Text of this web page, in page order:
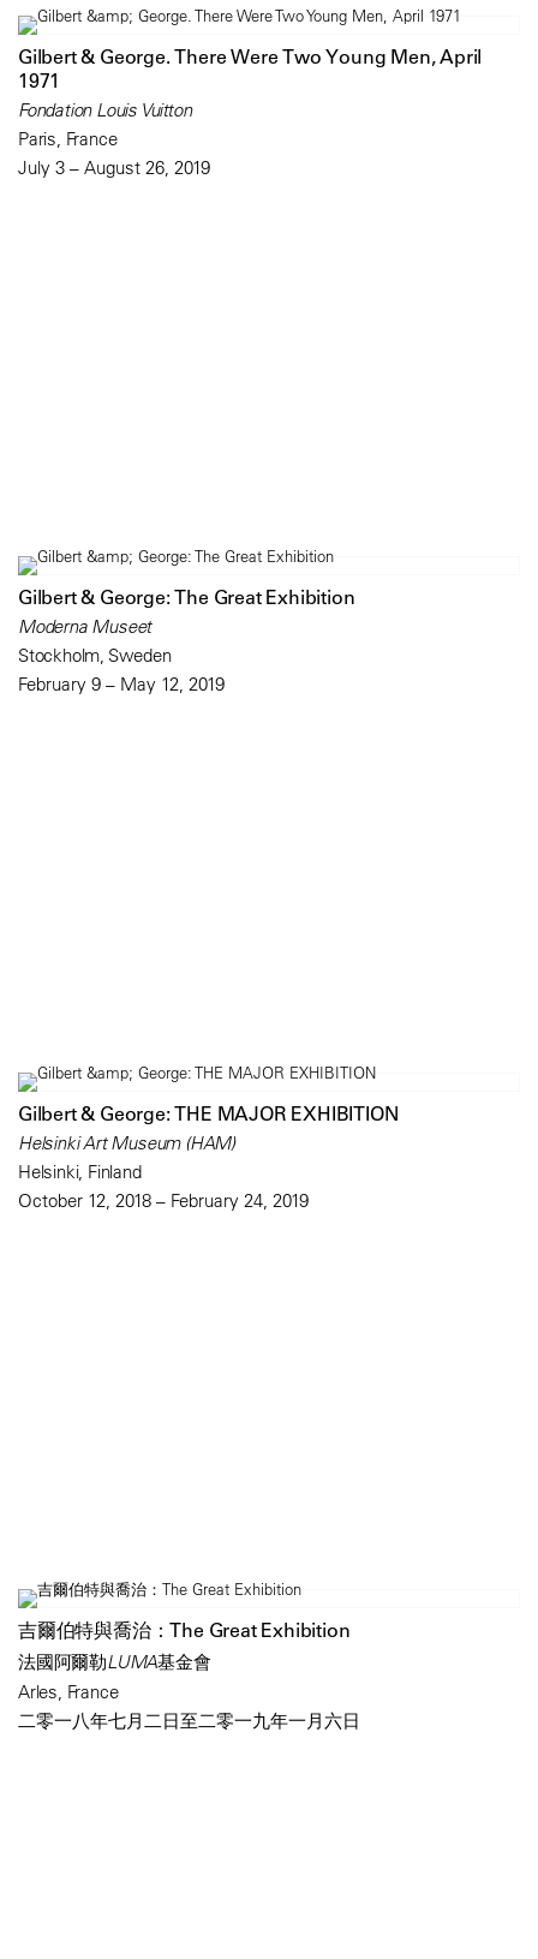
Gilbert & George. There Were Two Young Men, April
1971
Fondation Louis Vuitton
Paris, France
July 3 – August 26, 2019
Gilbert & George: The Great Exhibition
Moderna Museet
Stockholm, Sweden
February 9 – May 12, 2019
Gilbert & George: THE MAJOR EXHIBITION
Helsinki Art Museum (HAM)
Helsinki, Finland
October 12, 2018 – February 24, 2019
吉爾伯特與喬治：The Great Exhibition
法國阿爾勒LUMA基金會
Arles, France
二零一八年七月二日至二零一九年一月六日